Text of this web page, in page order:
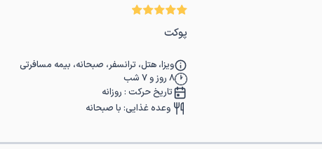
پوکت
ویزا، هتل، ترانسفر، صبحانه، بیمه مسافرتی
8 روز و7 شب
تاریخ حرکت : روزانه
وعده غذایی: با صبحانه